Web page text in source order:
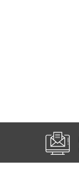
limpieza